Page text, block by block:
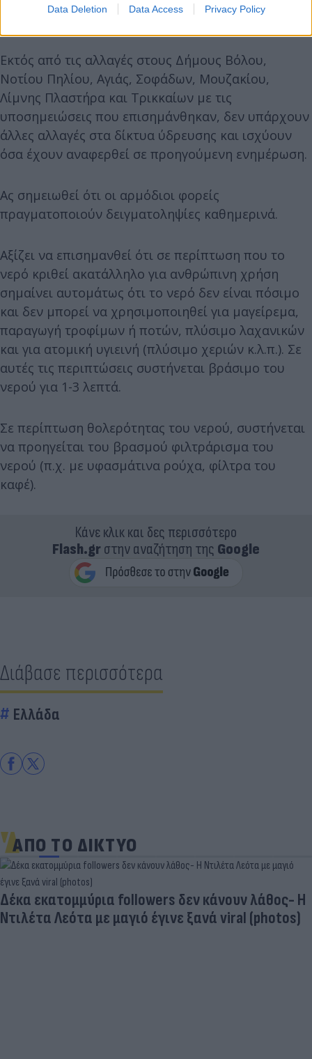
Data Deletion Data Access Privacy Policy
Εκτός από τις αλλαγές στους Δήμους Βόλου,
Νοτίου Πηλίου, Αγιάς, Σοφάδων, Μουζακίου,
Λίμνης Πλαστήρα και Τρικκαίων με τις
υποσημειώσεις που επισημάνθηκαν, δεν υπάρχουν
άλλες αλλαγές στα δίκτυα ύδρευσης και ισχύουν
όσα έχουν αναφερθεί σε προηγούμενη ενημέρωση.
Ας σημειωθεί ότι οι αρμόδιοι φορείς
πραγματοποιούν δειγματοληψίες καθημερινά.
Αξίζει να επισημανθεί ότι σε περίπτωση που το
νερό κριθεί ακατάλληλο για ανθρώπινη χρήση
σημαίνει αυτομάτως ότι το νερό δεν είναι πόσιμο
και δεν μπορεί να χρησιμοποιηθεί για μαγείρεμα,
παραγωγή τροφίμων ή ποτών, πλύσιμο λαχανικών
και για ατομική υγιεινή (πλύσιμο χεριών κ.λ.π.). Σε
αυτές τις περιπτώσεις συστήνεται βράσιμο του
νερού για 1-3 λεπτά.
Σε περίπτωση θολερότητας του νερού, συστήνεται
να προηγείται του βρασμού φιλτράρισμα του
νερού (π.χ. με υφασμάτινα ρούχα, φίλτρα του
καφέ).
Κάνε κλικ και δες περισσότερο
Flash.grστην αναζήτηση της Google
Διάβασε περισσότερα
Ελλάδα
ΑΠΟ ΤΟ ΔΙΚΤΥΟ
Δέκα εκατομμύρια followers δεν κάνουν λάθος- Η
Ντιλέτα Λεότα με μαγιό έγινε ξανά viral (photos)